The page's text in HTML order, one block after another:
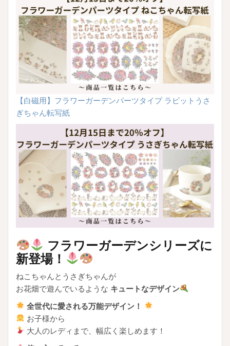
【白磁用】フラワーガーデンパーツタイプ ラビットうさ
ぎちゃん転写紙
フラワーガーデンシリーズに
新登場！
ねこちゃんとうさぎちゃんが
お花畑で遊んでいるような キュートなデザイン
全世代に愛される万能デザイン！
お子様から
大人のレディまで、幅広く楽しめます！